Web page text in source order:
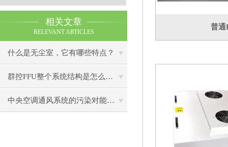
相关文章
RELEVANT ARTICLES
什么是无尘室，它有哪些特点？
群控FFU整个系统结构是怎么样的呢？
中央空调通风系统的污染对能耗的影响
普通